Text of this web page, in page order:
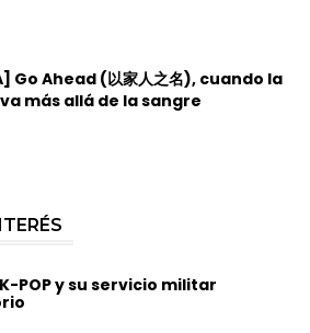
Go Ahead (以家人之名), cuando la
más allá de la sangre
POP y su servicio militar